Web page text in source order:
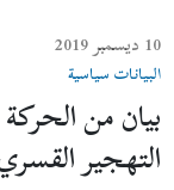
10 ديسمبر 2019
البيانات سياسية
بيان من
التهجير